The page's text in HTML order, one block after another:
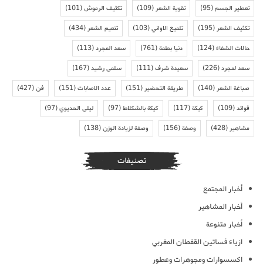
تعطير الجسم(95) تقوية الشعر(109) تكثيف الرموش(101)
تكثيف الشعر(195) تلميع الاواني(103) تنعيم الشعر(434)
حالات الشفاء(124) دنيا بطمة(761) سعد المجرد(113)
سعد لمجرد(226) سعيدة شرف(111) سلمى رشيد(167)
صباغة الشعر(140) طريقة التحضير(151) عدد الاصابات(151) فن(427)
فوائد(109) كيكة(117) كيكة بالشكلاط(97) ليلى الحديوي(97)
مشاهير(428) وصفة(156) وصفة لزيادة الوزن(138)
تصنيفات
أخبار المجتمع
أخبار المشاهير
أخبار متنوعة
ازياء فساتين القفطان المغربي
اكسسوارات ومجوهرات وعطور